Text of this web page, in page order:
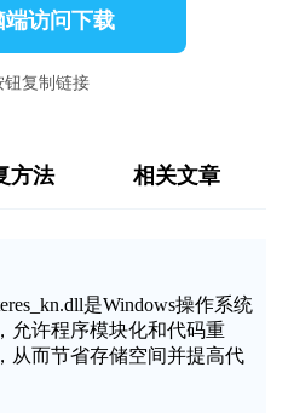
端访问下载
钮复制链接
方法 相关文章
是Windows操作系统
允许程序模块化和代码重
从而节省存储空间并提高代